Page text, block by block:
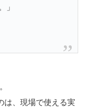
」
は、現場で使える実